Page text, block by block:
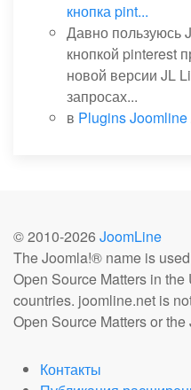
кнопка pint...
Давно пользуюсь
кнопкой pinterest
новой версии JL
запросах...
в Plugins Joomline
© 2010-2026 JoomLine
The Joomla!® name is
Open Source Matters in
countries. joomline.net is
Open Source Matters or
Контакты